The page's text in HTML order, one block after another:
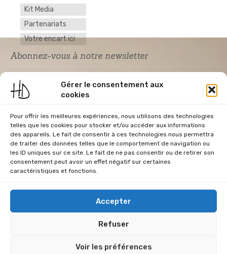
Gérer le consentement aux
cookies
Pour offrir les meilleures expériences, nous utilisons des technologies
telles que les cookies pour stocker et/ou accéder aux informations
des appareils. Le fait de consentir à ces technologies nous permettra
de traiter des données telles que le comportement de navigation ou
les ID uniques sur ce site. Le fait de ne pas consentir ou de retirer son
consentement peut avoir un effet négatif sur certaines
caractéristiques et fonctions.
Accepter
Refuser
Voir les préférences
Kit Media
Partenariats
Votre encart ici
Abonnez-vous à notre newsletter
Acceptation RGPD*
J'accepte la politique de confidentialité du
site Home & Déco
Plan du site RGPD Politique de cookies (UE)